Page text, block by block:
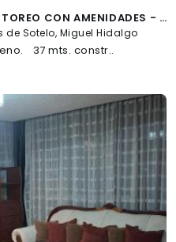
DEPARTAMENTO EN RENTA EN TOREO CON AMENIDADES - (34)
de Sotelo, Miguel Hidalgo
37 mts. constr..